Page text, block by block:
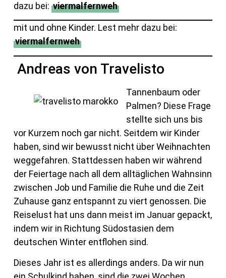
dazu bei: viermalfernweh
mit und ohne Kinder. Lest mehr dazu bei:
viermalfernweh
Andreas von Travelisto
Tannenbaum oder
Palmen? Diese Frage
stellte sich uns bis
vor Kurzem noch gar nicht. Seitdem wir Kinder
haben, sind wir bewusst nicht über Weihnachten
weggefahren. Stattdessen haben wir während
der Feiertage nach all dem alltäglichen Wahnsinn
zwischen Job und Familie die Ruhe und die Zeit
Zuhause ganz entspannt zu viert genossen. Die
Reiselust hat uns dann meist im Januar gepackt,
indem wir in Richtung Südostasien dem
deutschen Winter entflohen sind.
Dieses Jahr ist es allerdings anders. Da wir nun